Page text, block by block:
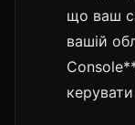
що ваш
вашій